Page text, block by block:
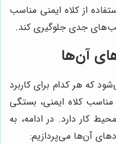
از کلاه ایمنی مناسب
جدی جلوگیری کند.
آن‌ها
که هر کدام برای کاربرد
کلاه ایمنی، بستگی
کار دارد. در ادامه، به
آن‌ها می‌پردازیم: